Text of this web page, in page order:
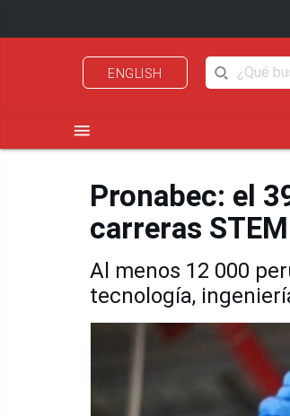
ENGLISH
menu
Pronabec: el
carreras STEM
Al menos 12 000
tecnología,